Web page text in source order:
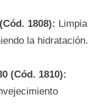
1808): Limpia
la hidratación.
(Cód. 1810):